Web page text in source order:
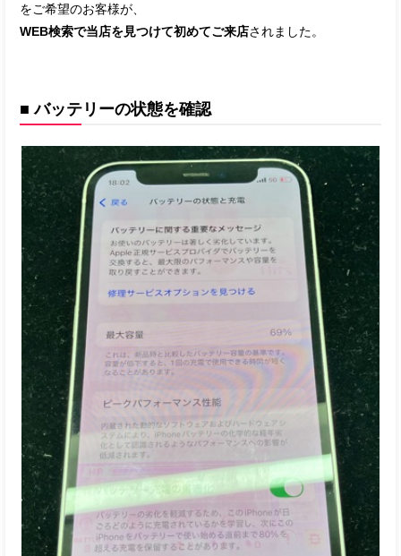
をご希望のお客様が、
WEB検索で当店を見つけて初めてご来店されました。
■ バッテリーの状態を確認